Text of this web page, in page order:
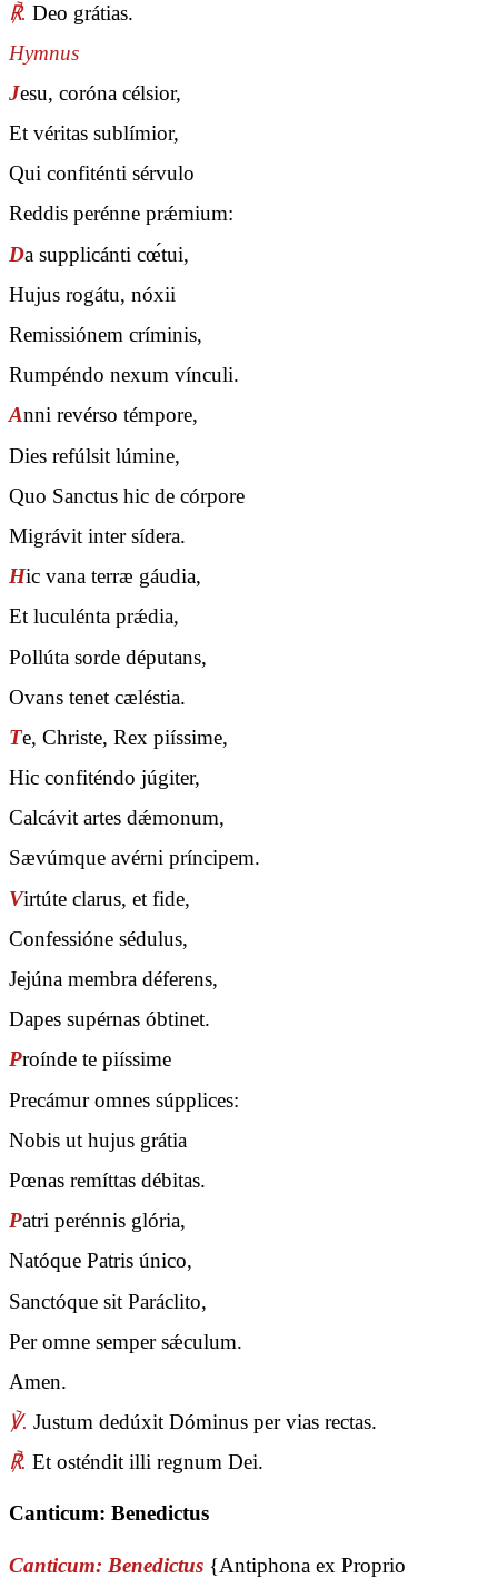
℟. Deo grátias.
Hymnus
Jesu, coróna célsior,
Et véritas sublímior,
Qui confiténti sérvulo
Reddis perénne prǽmium:
Da supplicánti cœ́tui,
Hujus rogátu, nóxii
Remissiónem críminis,
Rumpéndo nexum vínculi.
Anni revérso témpore,
Dies refúlsit lúmine,
Quo Sanctus hic de córpore
Migrávit inter sídera.
Hic vana terræ gáudia,
Et luculénta prǽdia,
Pollúta sorde députans,
Ovans tenet cæléstia.
Te, Christe, Rex piíssime,
Hic confiténdo júgiter,
Calcávit artes dǽmonum,
Sævúmque avérni príncipem.
Virtúte clarus, et fide,
Confessióne sédulus,
Jejúna membra déferens,
Dapes supérnas óbtinet.
Proínde te piíssime
Precámur omnes súpplices:
Nobis ut hujus grátia
Pœnas remíttas débitas.
Patri perénnis glória,
Natóque Patris único,
Sanctóque sit Paráclito,
Per omne semper sǽculum.
Amen.
℣. Justum dedúxit Dóminus per vias rectas.
℟. Et osténdit illi regnum Dei.
Canticum: Benedictus
Canticum: Benedictus {Antiphona ex Proprio